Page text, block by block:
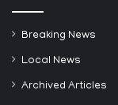
Breaking News
Local News
Archived Articles